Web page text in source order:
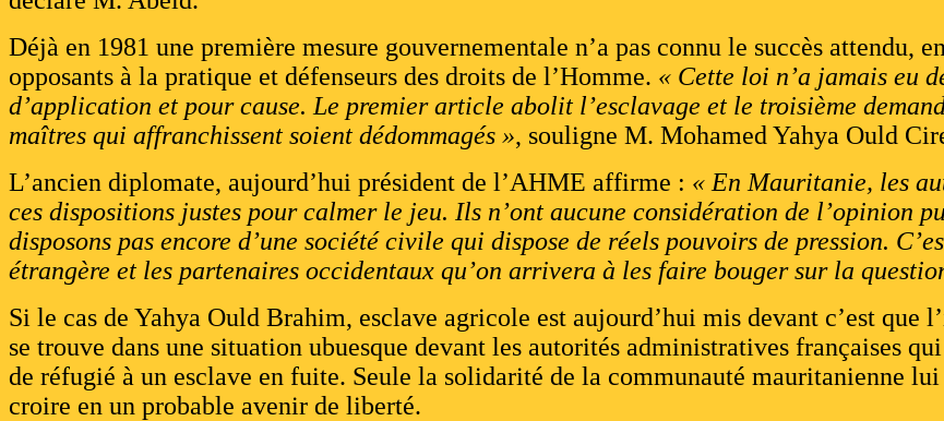
Déjà en 1981 une première mesure gouvernementale n’a pas connu le succès attendu,
opposants à la pratique et défenseurs des droits de l’Homme. « Cette loi n’a jamais eu
d’application et pour cause. Le premier article abolit l’esclavage et le troisième
maîtres qui affranchissent soient dédommagés », souligne M. Mohamed Yahya Ould
L’ancien diplomate, aujourd’hui président de l’AHME affirme : « En Mauritanie, les
ces dispositions justes pour calmer le jeu. Ils n’ont aucune considération de l’opinion
disposons pas encore d’une société civile qui dispose de réels pouvoirs de pression.
étrangère et les partenaires occidentaux qu’on arrivera à les faire bouger sur la
Si le cas de Yahya Ould Brahim, esclave agricole est aujourd’hui mis devant c’est que
se trouve dans une situation ubuesque devant les autorités administratives françaises
de réfugié à un esclave en fuite. Seule la solidarité de la communauté mauritanienne lui
croire en un probable avenir de liberté.